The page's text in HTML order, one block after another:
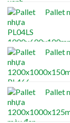
Pallet
Pallet
Pallet